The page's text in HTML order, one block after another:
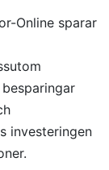
Online sparar
investeringen